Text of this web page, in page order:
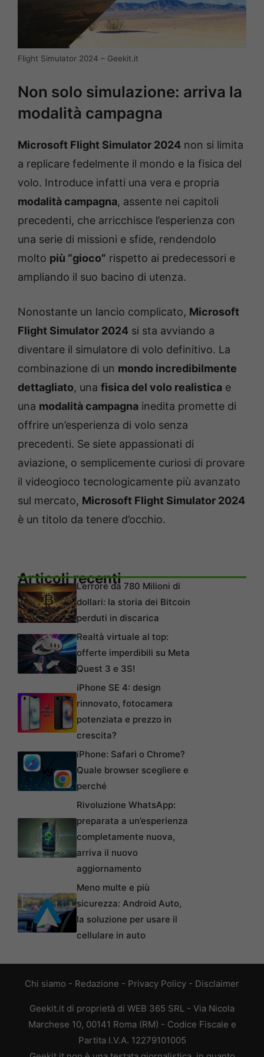
Flight Simulator 2024 – Geekit.it
Non solo simulazione: arriva la
modalità campagna
Microsoft Flight Simulator 2024 non si limita
a replicare fedelmente il mondo e la fisica del
volo. Introduce infatti una vera e propria
modalità campagna, assente nei capitoli
precedenti, che arricchisce l’esperienza con
una serie di missioni e sfide, rendendolo
molto più “gioco” rispetto ai predecessori e
ampliando il suo bacino di utenza.
Nonostante un lancio complicato, Microsoft
Flight Simulator 2024 si sta avviando a
diventare il simulatore di volo definitivo. La
combinazione di un mondo incredibilmente
dettagliato, una fisica del volo realistica e
una modalità campagna inedita promette di
offrire un’esperienza di volo senza
precedenti. Se siete appassionati di
aviazione, o semplicemente curiosi di provare
il videogioco tecnologicamente più avanzato
sul mercato, Microsoft Flight Simulator 2024
è un titolo da tenere d’occhio.
Articoli recentiL’errore da 780 Milioni di
dollari: la storia dei Bitcoin
perduti in discarica
Realtà virtuale al top:
offerte imperdibili su Meta
Quest 3 e 3S!
iPhone SE 4: design
rinnovato, fotocamera
potenziata e prezzo in
crescita?
iPhone: Safari o Chrome?
Quale browser scegliere e
perché
Rivoluzione WhatsApp:
preparata a un’esperienza
completamente nuova,
arriva il nuovo
aggiornamento
Meno multe e più
sicurezza: Android Auto,
la soluzione per usare il
cellulare in auto
Chi siamo - Redazione - Privacy Policy - Disclaimer
Geekit.it di proprietà di WEB 365 SRL - Via Nicola
Marchese 10, 00141 Roma (RM) - Codice Fiscale e
Partita I.V.A. 12279101005